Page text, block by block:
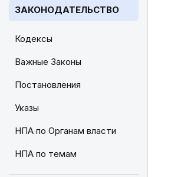
ЗАКОНОДАТЕЛЬСТВО
Кодексы
Важные Законы
Постановления
Указы
НПА по Органам власти
НПА по темам